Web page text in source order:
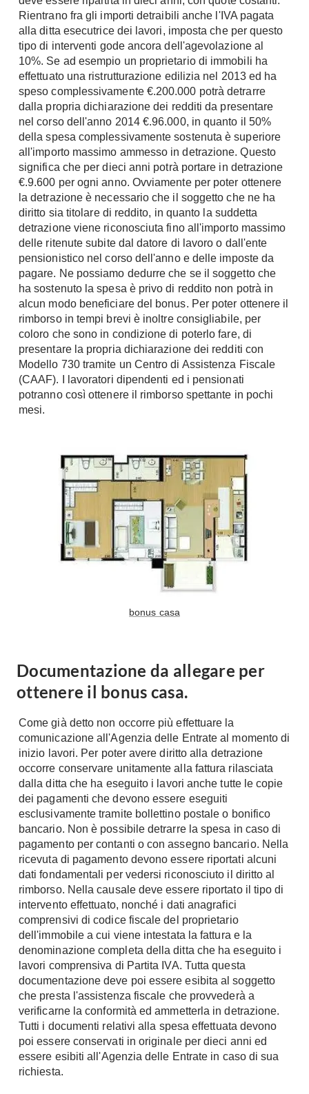
Giardino
Arredo giardino
Tende da sole
Gazebo
Fai da te in giardino
Il fai da te in bagno
Casa fai da te
Bricolage
Rientrano fra gli importi detraibili anche l'IVA pagata
alla ditta esecutrice dei lavori, imposta che per questo
tipo di interventi gode ancora dell'agevolazione al
10%. Se ad esempio un proprietario di immobili ha
effettuato una ristrutturazione edilizia nel 2013 ed ha
speso complessivamente €.200.000 potrà detrarre
dalla propria dichiarazione dei redditi da presentare
nel corso dell'anno 2014 €.96.000, in quanto il 50%
della spesa complessivamente sostenuta è superiore
all'importo massimo ammesso in detrazione. Questo
significa che per dieci anni potrà portare in detrazione
€.9.600 per ogni anno. Ovviamente per poter ottenere
la detrazione è necessario che il soggetto che ne ha
diritto sia titolare di reddito, in quanto la suddetta
detrazione viene riconosciuta fino all'importo massimo
delle ritenute subite dal datore di lavoro o dall'ente
pensionistico nel corso dell'anno e delle imposte da
pagare. Ne possiamo dedurre che se il soggetto che
ha sostenuto la spesa è privo di reddito non potrà in
alcun modo beneficiare del bonus. Per poter ottenere il
rimborso in tempi brevi è inoltre consigliabile, per
coloro che sono in condizione di poterlo fare, di
presentare la propria dichiarazione dei redditi con
Modello 730 tramite un Centro di Assistenza Fiscale
(CAAF). I lavoratori dipendenti ed i pensionati
potranno così ottenere il rimborso spettante in pochi
mesi.
bonus casa
Documentazione da allegare per
ottenere il bonus casa.
Come già detto non occorre più effettuare la
comunicazione all'Agenzia delle Entrate al momento di
inizio lavori. Per poter avere diritto alla detrazione
occorre conservare unitamente alla fattura rilasciata
dalla ditta che ha eseguito i lavori anche tutte le copie
dei pagamenti che devono essere eseguiti
esclusivamente tramite bollettino postale o bonifico
bancario. Non è possibile detrarre la spesa in caso di
pagamento per contanti o con assegno bancario. Nella
ricevuta di pagamento devono essere riportati alcuni
dati fondamentali per vedersi riconosciuto il diritto al
rimborso. Nella causale deve essere riportato il tipo di
intervento effettuato, nonché i dati anagrafici
comprensivi di codice fiscale del proprietario
dell'immobile a cui viene intestata la fattura e la
denominazione completa della ditta che ha eseguito i
lavori comprensiva di Partita IVA. Tutta questa
documentazione deve poi essere esibita al soggetto
che presta l'assistenza fiscale che provvederà a
verificarne la conformità ed ammetterla in detrazione.
Tutti i documenti relativi alla spesa effettuata devono
poi essere conservati in originale per dieci anni ed
essere esibiti all'Agenzia delle Entrate in caso di sua
richiesta.